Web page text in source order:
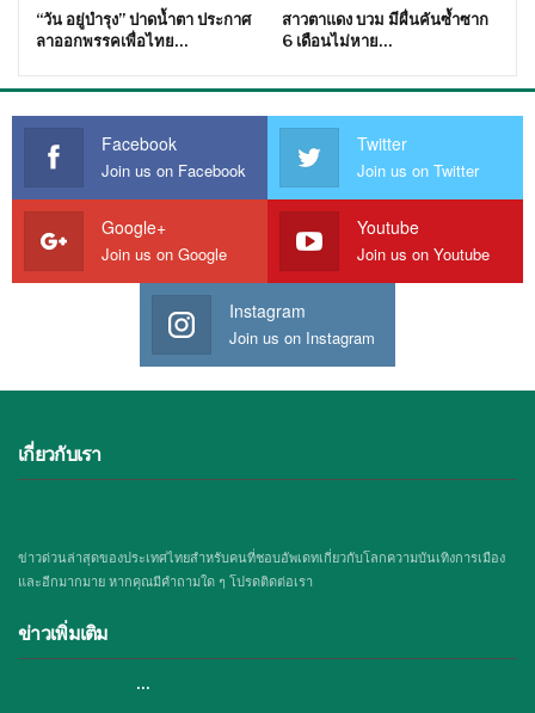
“วัน อยู่บำรุง” ปาดน้ำตา ประกาศ
ลาออกพรรคเพื่อไทย…
สาวตาแดง บวม มีผื่นคันซ้ำซาก
6 เดือนไม่หาย…
Facebook
Join us on Facebook
Twitter
Join us on Twitter
Google+
Join us on Google
Youtube
Join us on Youtube
Instagram
Join us on Instagram
เกี่ยวกับเรา
ข่าวด่วนล่าสุดของประเทศไทยสำหรับคนที่ชอบอัพเดทเกี่ยวกับโลกความบันเทิงการเมือง
และอีกมากมาย หากคุณมีคำถามใด ๆ โปรดติดต่อเรา
ข่าวเพิ่มเติม
…